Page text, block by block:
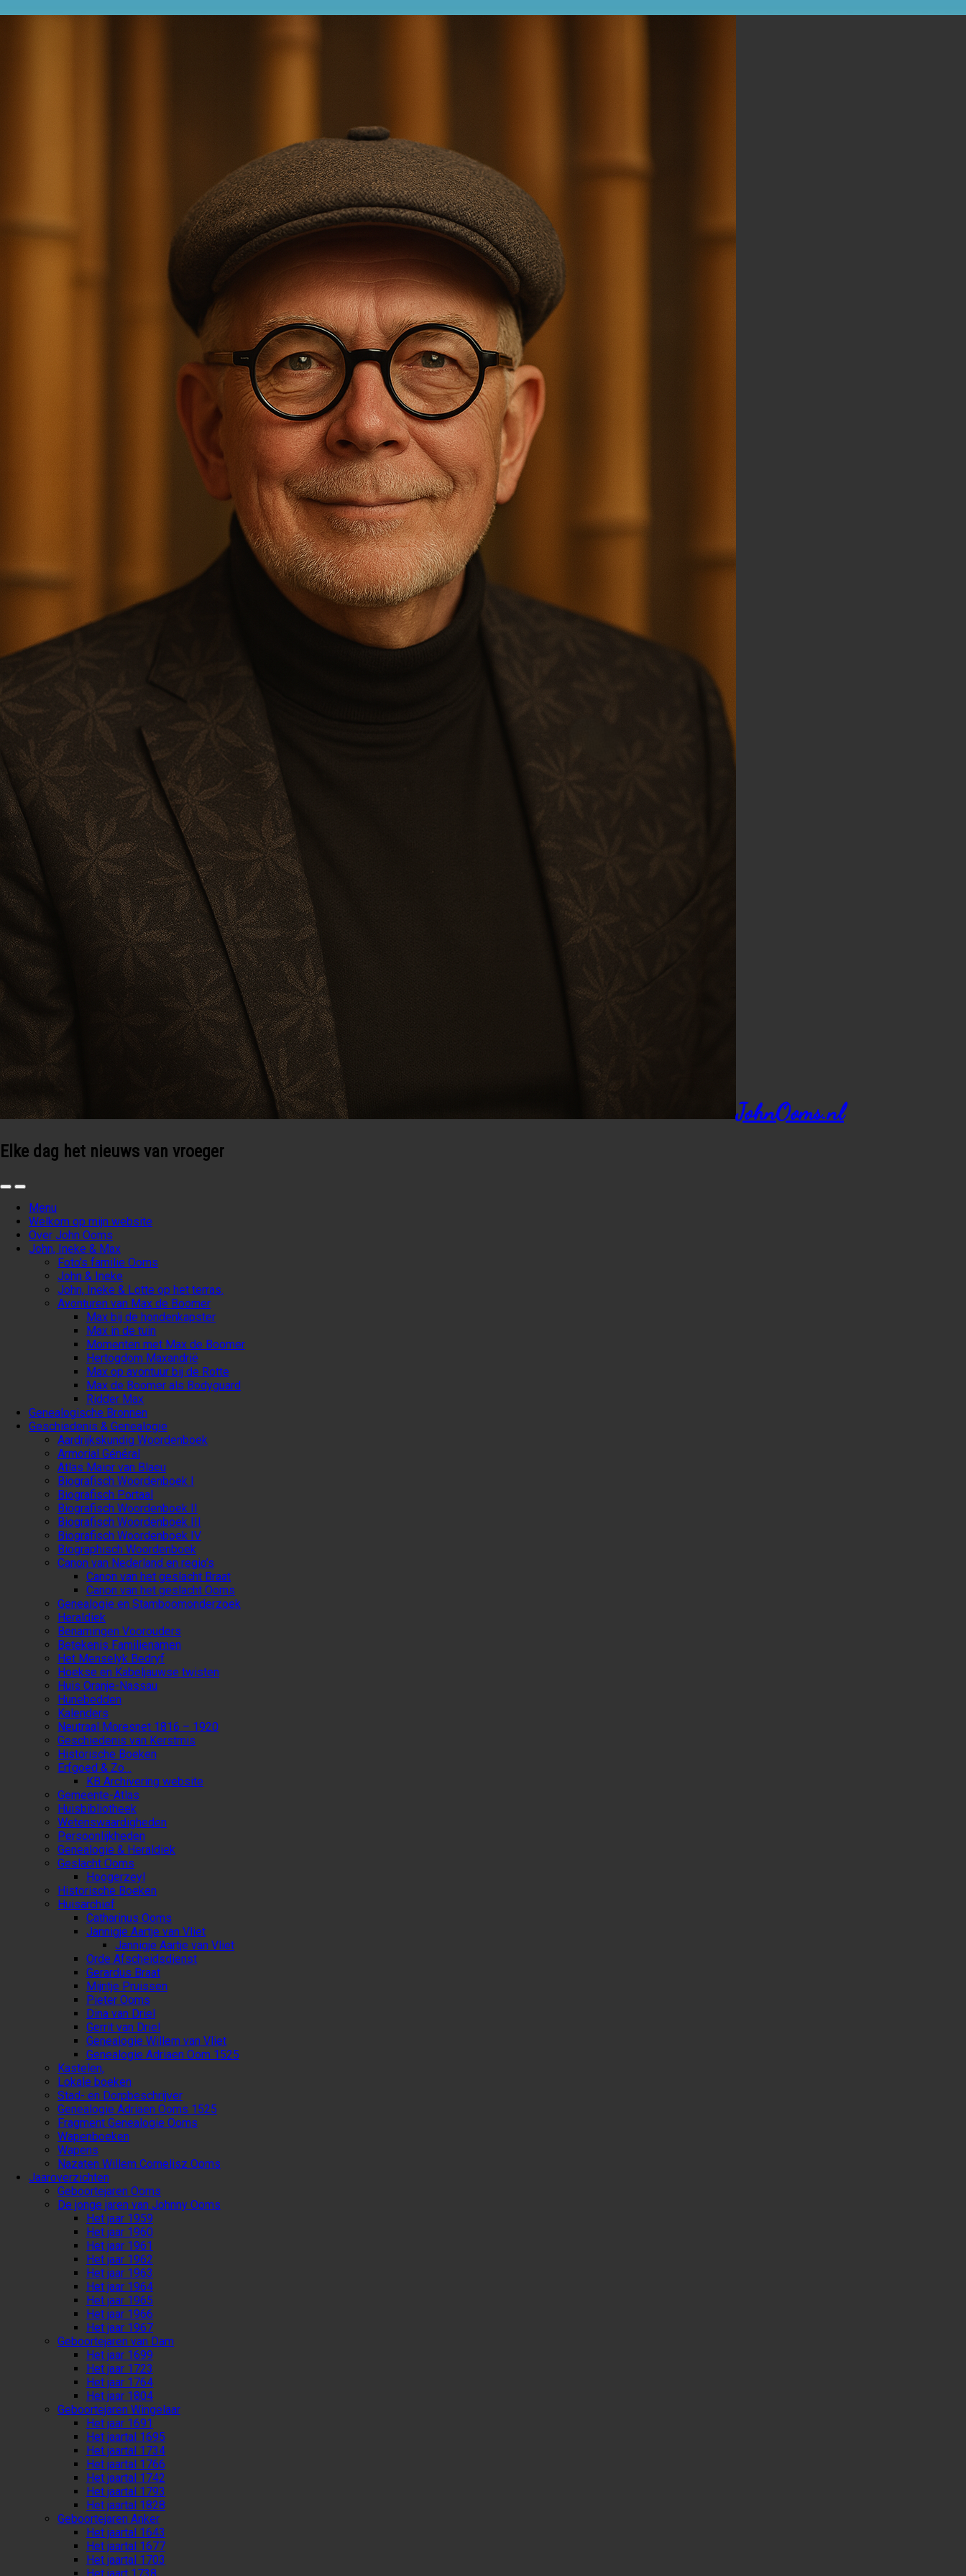
JohnOoms.nl
Elke dag het nieuws van vroeger
Menu
Welkom op mijn website
Over John Ooms
John, Ineke & Max
Foto’s familie Ooms
John & Ineke
John, Ineke & Lotte op het terras.
Avonturen van Max de Boomer
Max bij de hondenkapster
Max in de tuin
Momenten met Max de Boomer
Hertogdom Maxandrië
Max op avontuur bij de Rotte
Max de Boomer als Bodyguard
Ridder Max
Genealogische Bronnen
Geschiedenis & Genealogie
Aardrijkskundig Woordenboek
Armorial Général
Atlas Maior van Blaeu
Biografisch Woordenboek I
Biografisch Portaal
Biografisch Woordenboek II
Biografisch Woordenboek III
Biografisch Woordenboek IV
Biographisch Woordenboek
Canon van Nederland en regio’s
Canon van het geslacht Braat
Canon van het geslacht Ooms
Genealogie en Stamboomonderzoek
Heraldiek
Benamingen Voorouders
Betekenis Familienamen
Het Menselyk Bedryf
Hoekse en Kabeljauwse twisten
Huis Oranje-Nassau
Hunebedden
Kalenders
Neutraal Moresnet 1816 – 1920
Geschiedenis van Kerstmis
Historische Boeken
Erfgoed & Zo…
KB Archivering website
Gemeente-Atlas
Huisbibliotheek
Wetenswaardigheden
Persoonlijkheden
Genealogie & Heraldiek
Geslacht Ooms
Hoogerzeyl
Historische Boeken
Huisarchief
Catharinus Ooms
Jannigje Aartje van Vliet
Jannigje Aartje van Vliet
Orde Afscheidsdienst
Gerardus Braat
Mijntje Pruissen
Pieter Ooms
Dina van Driel
Gerrit van Driel
Genealogie Willem van Vliet
Genealogie Adriaen Oom 1525
Kastelen,
Lokale boeken
Stad- en Dorpbeschrijver
Genealogie Adriaen Ooms 1525
Fragment Genealogie Ooms
Wapenboeken
Wapens
Nazaten Willem Cornelisz Ooms
Jaaroverzichten
Geboortejaren Ooms
De jonge jaren van Johnny Ooms
Het jaar 1959
Het jaar 1960
Het jaar 1961
Het jaar 1962
Het jaar 1963
Het jaar 1964
Het jaar 1965
Het jaar 1966
Het jaar 1967
Geboortejaren van Dam
Het jaar 1699
Het jaar 1723
Het jaar 1764
Het jaar 1804
Geboortejaren Wingelaar
Het jaar 1691
Het jaartal 1695
Het jaartal 1734
Het jaartal 1766
Het jaartal 1742
Het jaartal 1793
Het jaartal 1828
Geboortejaren Anker
Het jaartal 1643
Het jaartal 1677
Het jaartal 1703